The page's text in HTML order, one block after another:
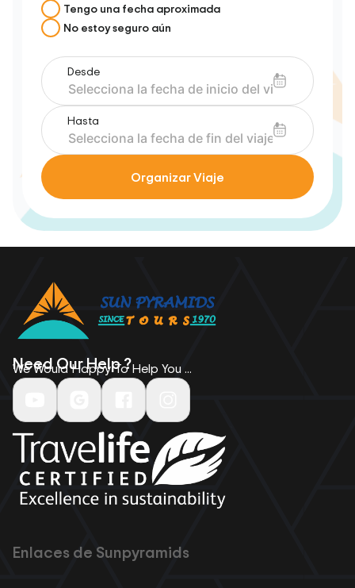
Tengo una fecha aproximada
No estoy seguro aún
Desde
Hasta
Organizar Viaje
Need Our Help ?
We Would Happy To Help You ...
Enlaces de Sunpyramids